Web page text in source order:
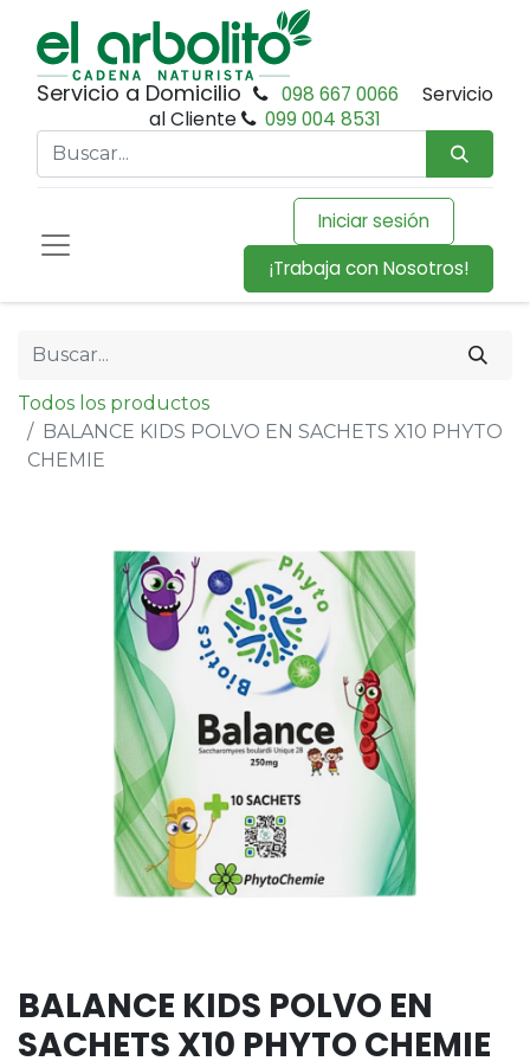
Servicio a Domicilio 098 667 0066
Servicio
al Cliente
099 004 8531
Iniciar sesión
¡Trabaja con Nosotros!
Todos los productos
BALANCE KIDS POLVO EN SACHETS X10 PHYTO
CHEMIE
BALANCE KIDS POLVO EN
SACHETS X10 PHYTO CHEMIE